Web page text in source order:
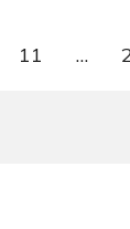
11 …